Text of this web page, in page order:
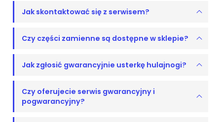
Jak skontaktować się z serwisem?
Czy części zamienne są dostępne w sklepie?
Jak zgłosić gwarancyjnie usterkę hulajnogi?
Czy oferujecie serwis gwarancyjny i
pogwarancyjny?